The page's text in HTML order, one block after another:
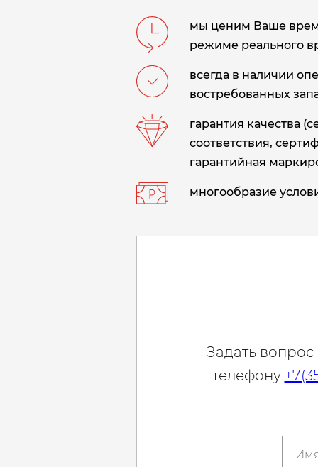
мы ценим Ваше
режиме реального
всегда в наличии
востребованных
гарантия качества
соответствия,
гарантийная
многообразие
Задать
телефону